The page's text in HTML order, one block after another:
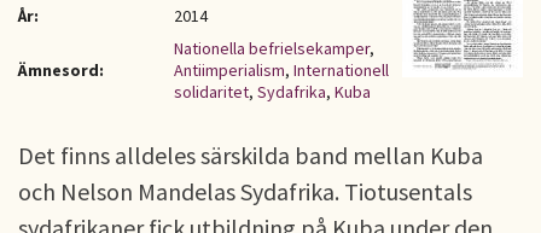
År:
2014
Ämnesord:
Nationella befrielsekamper,
Antiimperialism, Internationell
solidaritet, Sydafrika, Kuba
Det finns alldeles särskilda band mellan Kuba
och Nelson Mandelas Sydafrika. Tiotusentals